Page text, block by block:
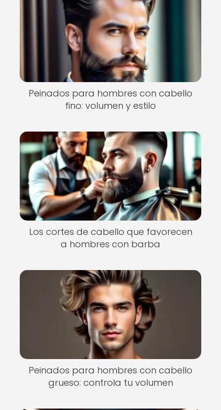
Peinados para hombres con cabello
fino: volumen y estilo
Los cortes de cabello que favorecen
a hombres con barba
Peinados para hombres con cabello
grueso: controla tu volumen